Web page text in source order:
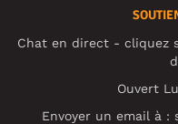
Chat en direct - cliquez
Ouvert
Envoyer un email à :